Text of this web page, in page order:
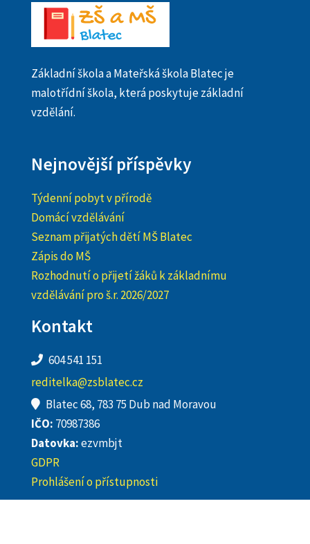
Základní škola a Mateřská škola Blatec je
malotřídní škola, která poskytuje základní
vzdělání.
Nejnovější příspěvky
Týdenní pobyt v přírodě
Domácí vzdělávání
Seznam přijatých dětí MŠ Blatec
Zápis do MŠ
Rozhodnutí o přijetí žáků k základnímu
vzdělávání pro š.r. 2026/2027
Kontakt
604 541 151
reditelka@zsblatec.cz
Blatec 68, 783 75 Dub nad Moravou
IČO: 70987386
Datovka:ezvmbjt
GDPR
Prohlášení o přístupnosti